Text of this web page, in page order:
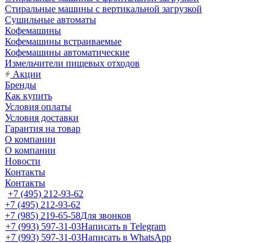
Стиральные машины с вертикальной загрузкой
Сушильные автоматы
Кофемашины
Кофемашины встраиваемые
Кофемашины автоматические
Измельчители пищевых отходов
Акции
Бренды
Как купить
Условия оплаты
Условия доставки
Гарантия на товар
О компании
О компании
Новости
Контакты
Контакты
+7 (495) 212-93-62
+7 (495) 212-93-62
+7 (985) 219-65-58Для звонков
+7 (993) 597-31-03Написать в Telegram
+7 (993) 597-31-03Написать в WhatsApp